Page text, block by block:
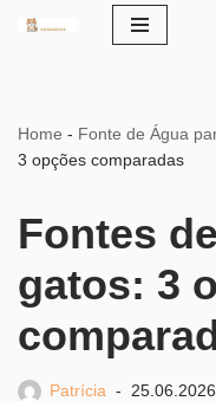
Home - Fonte de Água
3 opções comparadas
Fontes
gatos: 3
Patrícia 25.06.2026